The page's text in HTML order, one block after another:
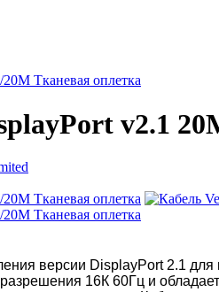
v2.1
версии DisplayPort 2.1 для
16К 60Гц и